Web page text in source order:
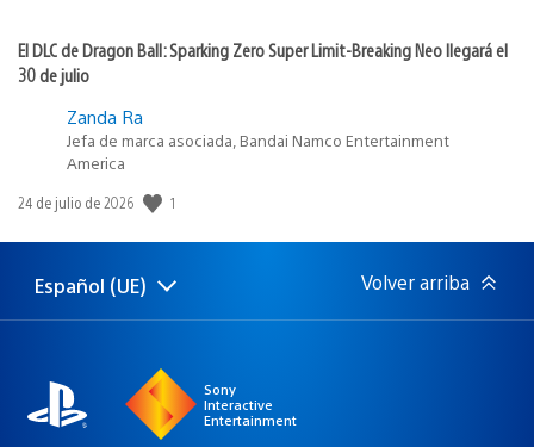
El DLC de Dragon Ball: Sparking Zero Super Limit-Breaking Neo llegará el
30 de julio
Zanda Ra
Jefa de marca asociada, Bandai Namco Entertainment
America
Fecha
publicación:
24 de julio de 2026 1
Selecciona
una
Región
actual:
Español (UE) Volver arriba
Sony
Interactive
Entertainment